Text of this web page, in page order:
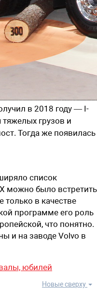
в 2018 году — I-
тяжелых грузов и
Тогда же появилась
список
можно было встретить
только в качестве
программе его роль
что понятно.
и на заводе Volvo в
юбилей
Новые сверху